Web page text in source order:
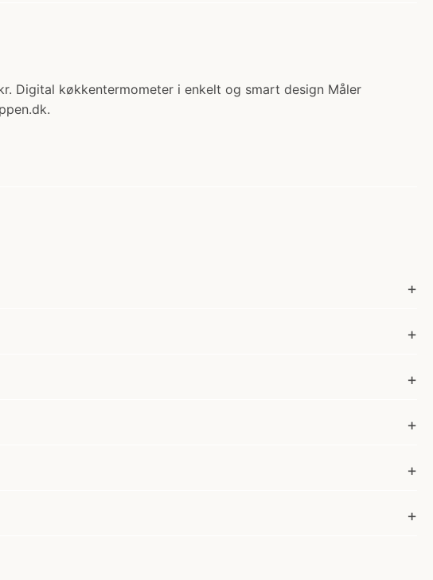
Digital køkkentermometer i enkelt og smart design Måler